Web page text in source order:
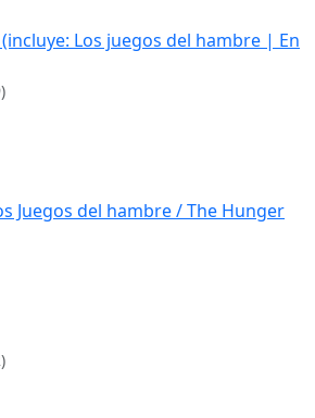
Los juegos del hambre | En
Juegos del hambre / The Hunger